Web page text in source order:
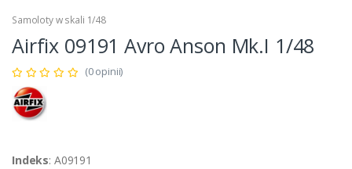
Samoloty w skali 1/48
Airfix 09191 Avro Anson Mk.I 1/48
(0 opinii)
Indeks: A09191